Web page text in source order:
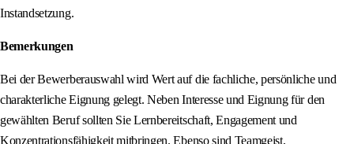
Instandsetzung.
Bemerkungen
Bei der Bewerberauswahl wird Wert auf die fachliche, persönliche und
charakterliche Eignung gelegt. Neben Interesse und Eignung für den
gewählten Beruf sollten Sie Lernbereitschaft, Engagement und
Konzentrationsfähigkeit mitbringen. Ebenso sind Teamgeist,